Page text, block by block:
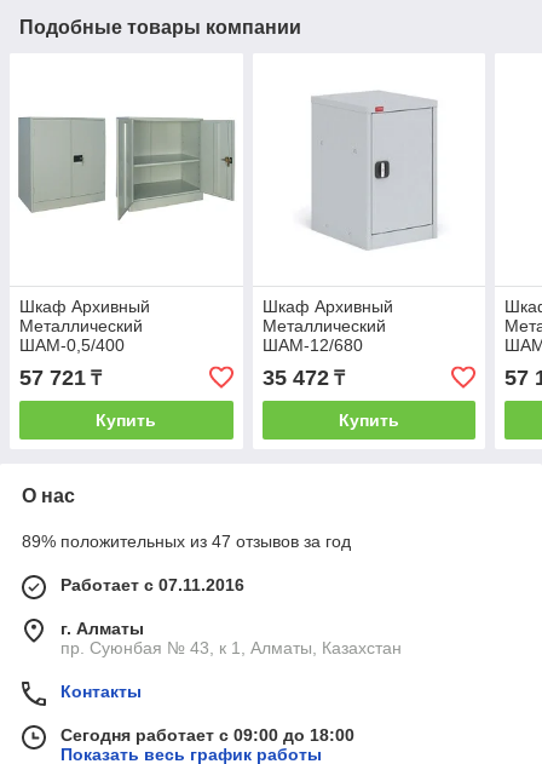
Подобные товары компании
Шкаф Архивный
Металлический
ШАМ-0,5/400
57 721 ₸
Купить
Шкаф Архивный
Металлический
ШАМ-12/680
35 472₸
Купить
57
О нас
89% положительных из 47 отзывов за год
Работает с 07.11.2016
г. Алматы
пр. Суюнбая № 43, к 1, Алматы, Казахстан
Контакты
Сегодня работает с 09:00 до 18:00
Показать весь график работы